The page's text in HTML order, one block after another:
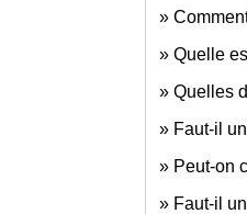
Quelle
Quelles
Faut-il
Peut-on
Faut-il